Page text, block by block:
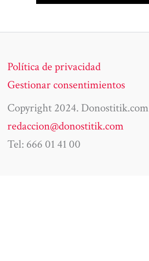
Política de privacidad
Gestionar consentimientos
Copyright 2024. Donostitik.com
redaccion@donostitik.com
Tel: 666 01 41 00